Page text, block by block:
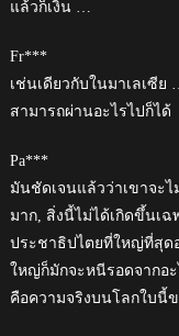
แล้วก็เงิน …
Fr***
เช่นเดียวกับในมาเลเซี
สามารถผ่านอะไรไปก็ได้
Pa***
มันชัดเจนแล้วว่าเขาจะ
มาก, สิ่งนี้ไม่ได้เกิดขึ้นเ
ประชาธิปไตยที่ใหญ่ที่สุด
ใหญ่ก็มักจะหนีรอดจากอ
คือความจริงบนโลกใบนี้ข